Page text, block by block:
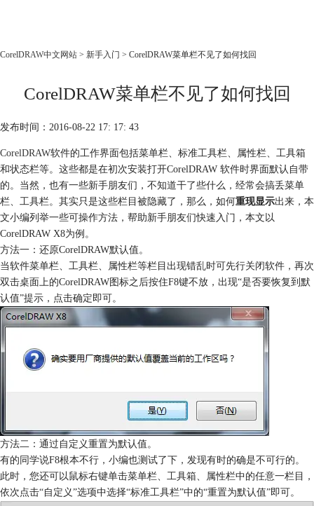
产品
老用户福利
下载
购买
CorelDRAW中文网站 > 新手入门 > CorelDRAW菜单栏不见了如何找回
CorelDRAW菜单栏不见了如何找回
发布时间：2016-08-22 17: 17: 43
CorelDRAW软件的工作界面包括菜单栏、标准工具栏、属性栏、工具箱
和状态栏等。这些都是在初次安装打开CorelDRAW 软件时界面默认自带
的。当然，也有一些新手朋友们，不知道干了些什么，经常会搞丢菜单
栏、工具栏。其实只是这些栏目被隐藏了，那么，如何重现显示出来，本
文小编列举一些可操作方法，帮助新手朋友们快速入门，本文以
CorelDRAW X8为例。
方法一：还原CorelDRAW默认值。
当软件菜单栏、工具栏、属性栏等栏目出现错乱时可先行关闭软件，再次
双击桌面上的CorelDRAW图标之后按住F8键不放，出现“是否要恢复到默
认值”提示，点击确定即可。
方法二：通过自定义重置为默认值。
有的同学说F8根本不行，小编也测试了下，发现有时的确是不可行的。
此时，您还可以鼠标右键单击菜单栏、工具箱、属性栏中的任意一栏目，
依次点击“自定义”选项中选择“标准工具栏”中的“重置为默认值”即可。